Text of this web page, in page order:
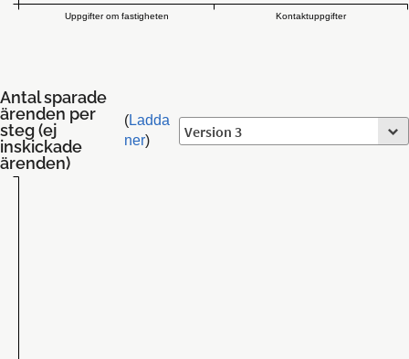
Uppgifter om fastigheten Kontaktuppgifter
Antal sparade
ärenden per
steg (ej
inskickade
ärenden)
(Ladda
ner)